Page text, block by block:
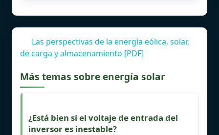
Las perspectivas de la energía eólica, solar,
de carga y almacenamiento [PDF]
Más temas sobre energía solar
¿Está bien si el voltaje de entrada del
inversor es inestable?